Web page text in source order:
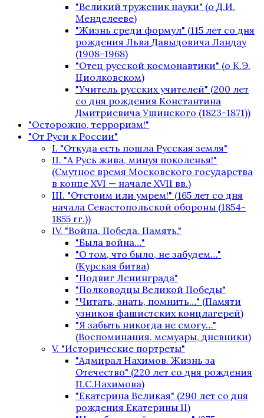
"Великий труженик науки" (о Д.И.
Менделееве)
"Жизнь среди формул" (115 лет со дня
рождения Льва Давыдовича Ландау
(1908-1968)
"Отец русской космонавтики" (о К.Э.
Циолковском)
"Учитель русских учителей" (200 лет
со дня рождения Константина
Дмитриевича Ушинского (1823-1871))
"Осторожно, терроризм!"
"От Руси к России"
I. "Откуда есть пошла Русская земля"
II. "А Русь жива, минуя поколенья!"
(Смутное время Московского государства
в конце XVI — начале XVII вв.)
III. "Отстоим или умрем!" (165 лет со дня
начала Севастопольской обороны (1854-
1855 гг.))
IV. "Война. Победа. Память."
"Была война…"
"О том, что было, не забудем…"
(Курская битва)
"Подвиг Ленинграда"
"Полководцы Великой Победы"
"Читать, знать, помнить…" (Памяти
узников фашистских концлагерей)
"Я забыть никогда не смогу…"
(Воспоминания, мемуары, дневники)
V. "Исторические портреты"
"Адмирал Нахимов. Жизнь за
Отечество" (220 лет со дня рождения
П.С.Нахимова)
"Екатерина Великая" (290 лет со дня
рождения Екатерины II)